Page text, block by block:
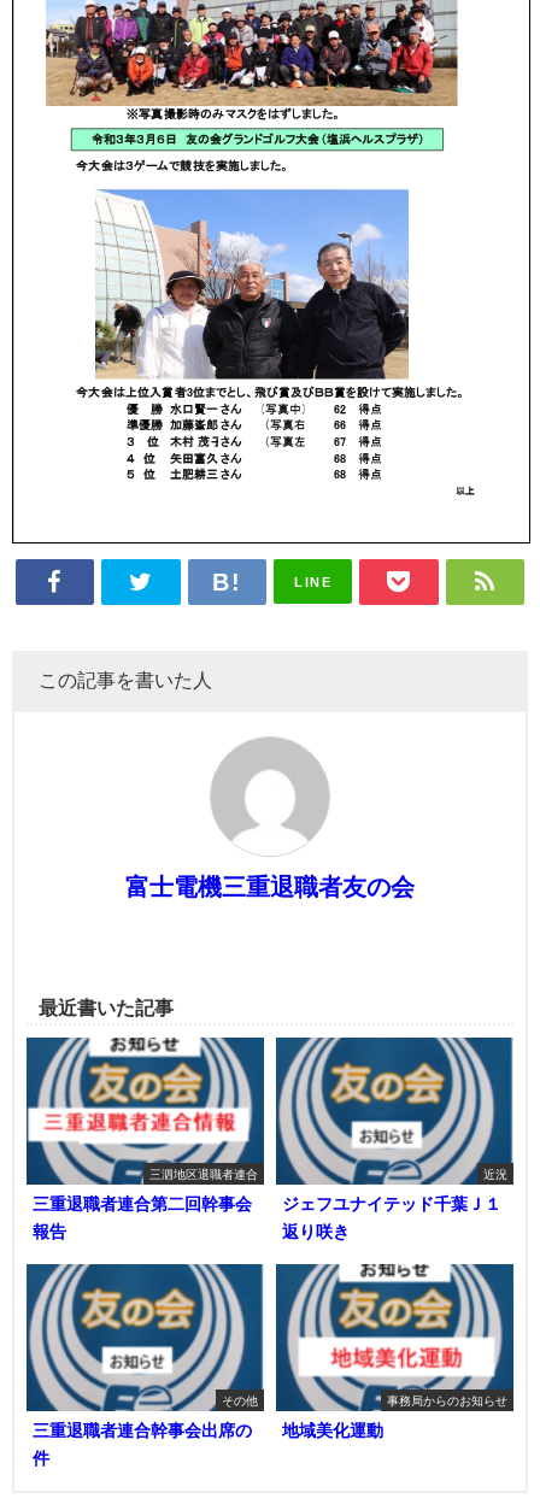
LINE
この記事を書いた人
富士電機三重退職者友の会
最近書いた記事
三泗地区退職者連合
三重退職者連合第二回幹事会
報告
近況
ジェフユナイテッド千葉Ｊ１
返り咲き
その他
三重退職者連合幹事会出席の
件
事務局からのお知らせ
地域美化運動